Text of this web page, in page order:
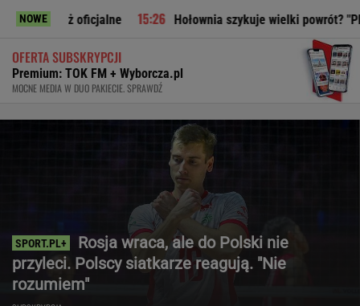
NOWE Hołownia szykuje wielki powrót? "Planują
OFERTA SUBSKRYPCJI
Premium: TOK FM + Wyborcza.pl
MOCNE MEDIA W DUO PAKIECIE. SPRAWDŹ
Rosja wraca, ale do Polski nie
przyleci. Polscy siatkarze reagują. "Nie
rozumiem"